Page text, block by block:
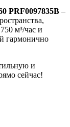
PRF0097835B –
м³/час и
гармонично
и
сейчас!